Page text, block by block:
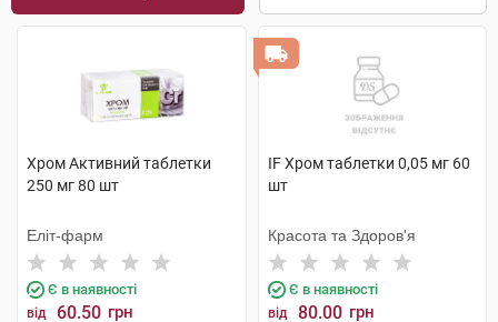
Хром Активний таблетки
250 мг 80 шт
Еліт-фарм
Є в наявності
від 60.50 грн
IF Хром таблетки 0,05 мг 60
шт
Красота та Здоров'я
Є в наявності
від 80.00 грн